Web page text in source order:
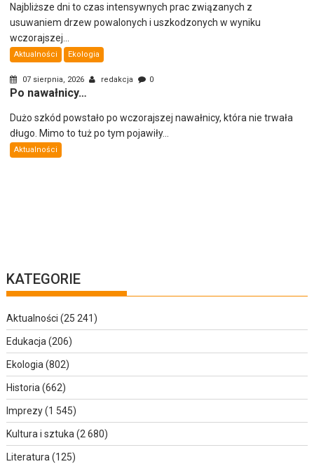
Najbliższe dni to czas intensywnych prac związanych z
usuwaniem drzew powalonych i uszkodzonych w wyniku
wczorajszej...
Aktualności Ekologia
07 sierpnia, 2026 redakcja 0
Po nawałnicy…
Dużo szkód powstało po wczorajszej nawałnicy, która nie trwała
długo. Mimo to tuż po tym pojawiły...
Aktualności
KATEGORIE
Aktualności (25 241)
Edukacja(206)
Ekologia(802)
Historia(662)
Imprezy(1 545)
Kultura i sztuka(2 680)
Literatura(125)